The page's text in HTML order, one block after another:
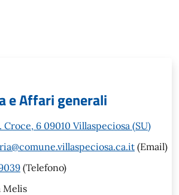
e Affari generali
Croce, 6 09010 Villaspeciosa (SU)
(Email)
(Telefono)
Melis